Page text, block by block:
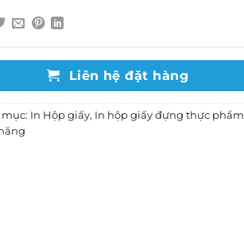
Liên hệ đặt hàng
In Hộp giấy, In hộp giấy đựng thực phẩm